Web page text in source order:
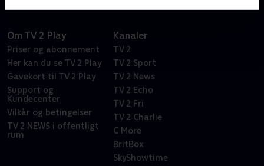
Om TV 2 Play
Priser og abonnement
Her kan du se TV 2 Play
Gavekort til TV 2 Play
Support og
Kundecenter
Vilkår og betingelser
TV 2 NEWS i offentligt
rum
Kanaler
TV 2
TV 2 Sport
TV 2 News
TV 2 Echo
TV 2 Fri
TV 2 Charlie
C More
BritBox
SkyShowtime